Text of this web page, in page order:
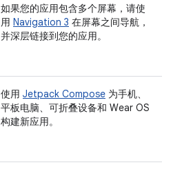
如果您的应用包含多个屏幕，请使
用 Navigation 3 在屏幕之间导航，
并深层链接到您的应用。
使用 Jetpack Compose 为手机、
平板电脑、可折叠设备和 Wear OS
构建新应用。